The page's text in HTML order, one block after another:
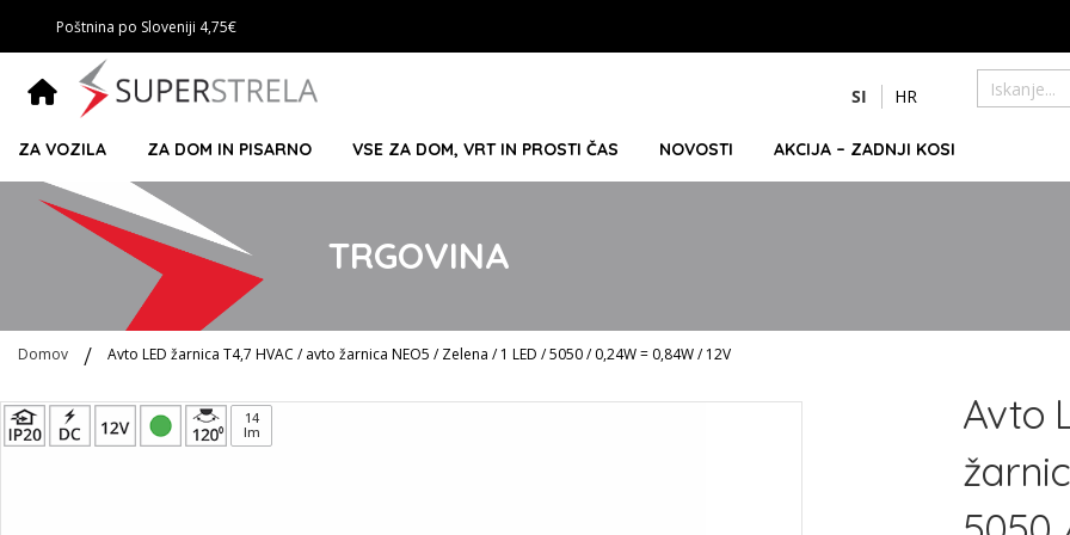
Poštnina po Sloveniji 4,75€
na
SI HR
ZA VOZILA ZA DOM IN PISARNO VSE ZA DOM, VRT IN PROSTI ČAS NOVOSTI AKCIJA – ZADNJI KOSI
TRGOVINA
Domov Avto LED žarnica T4,7 HVAC / avto žarnica NEO5 / Zelena / 1 LED / 5050 / 0,24W = 0,84W / 12V
Preskoči
na
14
lm
Avto